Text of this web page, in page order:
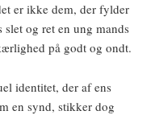
er ikke dem, der fylder
slet og ret en ung mands
på godt og ondt.
identitet, der af ens
en synd, stikker dog